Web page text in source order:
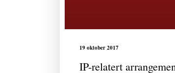
19 oktober 2017
IP-relatert